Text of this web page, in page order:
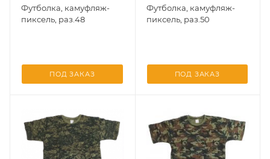
Футболка, камуфляж-
пиксель, раз.48
ПОД ЗАКАЗ
Футболка, камуфляж-
пиксель, раз.50
ПОД ЗАКАЗ